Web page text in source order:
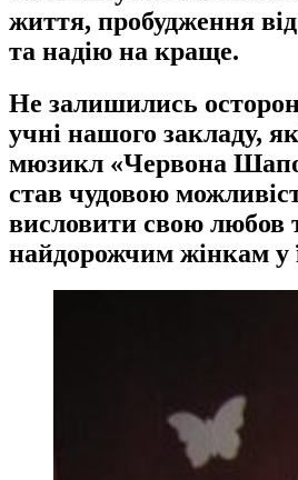
життя, пробудження
та надію на краще.
Не залишились
учні нашого закладу,
мюзикл «Червона
став чудовою
висловити свою любов
найдорожчим жінкам у